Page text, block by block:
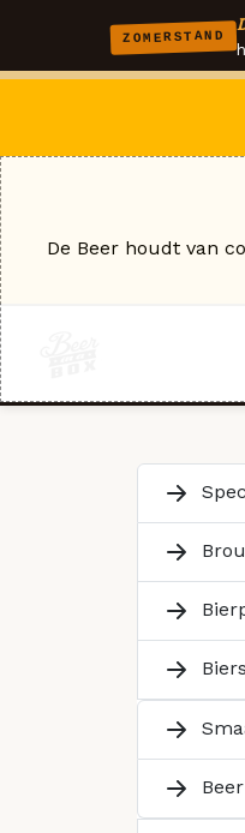
ZOMERSTAND
De Beer houdt van